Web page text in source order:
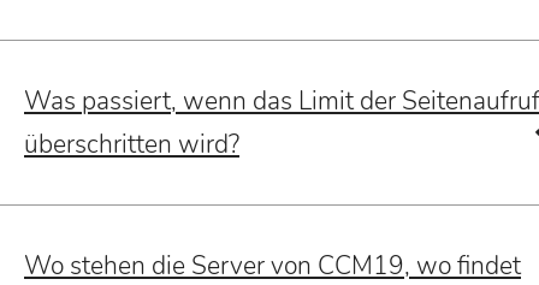
Was passiert, wenn das Limit der
überschritten wird?
Wo stehen die Server von CCM19, wo findet